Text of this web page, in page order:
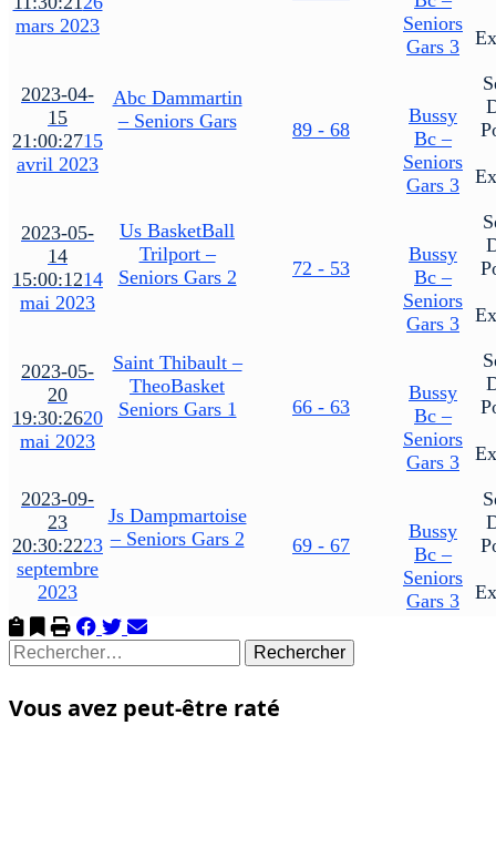
mars 2023
Seniors
Gars 3
2023-04-
15
21:00:2715
avril 2023
Abc Dammartin
– Seniors Gars
89 - 68
Bussy
Bc –
Seniors
Gars 3
2023-05-
14
15:00:1214
mai 2023
Us BasketBall
Trilport –
Seniors Gars 2
72 - 53
Bussy
Bc –
Seniors
Gars 3
2023-05-
20
19:30:2620
mai 2023
Saint Thibault –
TheoBasket
Seniors Gars 1
66 - 63
Bussy
Bc –
Seniors
Gars 3
2023-09-
23
20:30:2223
septembre
2023
Js Dampmartoise
– Seniors Gars 2
69 - 67
Bussy
Bc –
Seniors
Gars 3
Rechercher :
Vous avez peut-être raté